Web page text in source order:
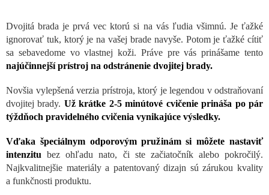
Dvojitá brada je prvá vec ktorú si na vás ľudia všimnú. Je ťažké
ignorovať tuk, ktorý je na vašej brade navyše. Potom je ťažké cítiť
sa sebavedome vo vlastnej koži. Práve pre vás prinášame tento
najúčinnejší prístroj na odstránenie dvojitej brady.
Novšia vylepšená verzia prístroja, ktorý je legendou v odstraňovaní
dvojitej brady. Už krátke 2-5 minútové cvičenie prináša po pár
týždňoch pravidelného cvičenia vynikajúce výsledky.
Vďaka špeciálnym odporovým pružinám si môžete nastaviť
intenzitu bez ohľadu nato, či ste začiatočník alebo pokročilý.
Najkvalitnejšie materiály a patentovaný dizajn sú zárukou kvality
a funkčnosti produktu.